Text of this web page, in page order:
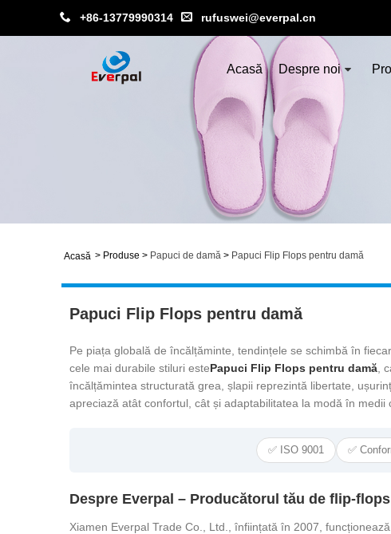
+86-13779990314 rufuswei@everpal.cn
Acasă Despre noi
Acasă > Produse > Papuci de damă > Papuci Flip Flops pentru damă
Papuci Flip Flops pentru damă
Pe piața globală de încălțăminte, tendințele se schimbă în
cele mai durabile stiluri estePapuci Flip Flops pentru damă ,
încălțămintea structurată grea, șlapii reprezintă libertate,
apreciază atât confortul, cât și adaptabilitatea la modă în medii
✅ ISO 9001 ✅
Despre Everpal – Producătorul tău de flip-
Xiamen Everpal Trade Co., Ltd., înființată în 2007,